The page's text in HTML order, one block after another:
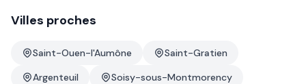
Villes proches
Saint-Ouen-l'Aumône
Saint-Gratien
Argenteuil
Soisy-sous-Montmorency